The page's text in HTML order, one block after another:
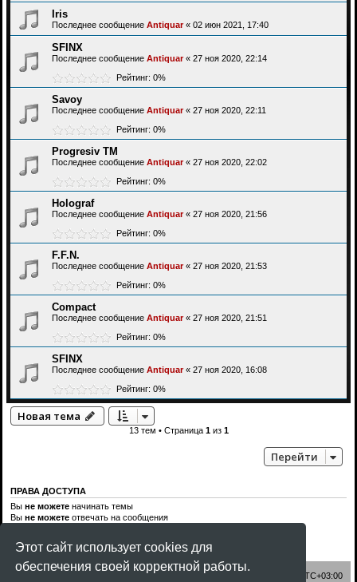
Этот сайт использует cookies для
обеспечения своей корректной работы.
Iris
Последнее сообщение Antiquar« 02 июн 2021, 17:40
SFINX
Последнее сообщение Antiquar« 27 ноя 2020, 22:14
Рейтинг: 0%
Savoy
Последнее сообщение Antiquar« 27 ноя 2020, 22:11
Рейтинг: 0%
Progresiv TM
Последнее сообщение Antiquar« 27 ноя 2020, 22:02
Рейтинг: 0%
Holograf
Последнее сообщение Antiquar« 27 ноя 2020, 21:56
Рейтинг: 0%
F.F.N.
Последнее сообщение Antiquar« 27 ноя 2020, 21:53
Рейтинг: 0%
Compact
Последнее сообщение Antiquar« 27 ноя 2020, 21:51
Рейтинг: 0%
SFINX
Последнее сообщение Antiquar« 27 ноя 2020, 16:08
Рейтинг: 0%
Новая тема
13 тем • Страница 1из 1
Перейти
ПРАВА ДОСТУПА
Вы не можете начинать темы
Вы не можете отвечать на сообщения
не можете
Вы не можете добавлять вложения
UTC+03:00